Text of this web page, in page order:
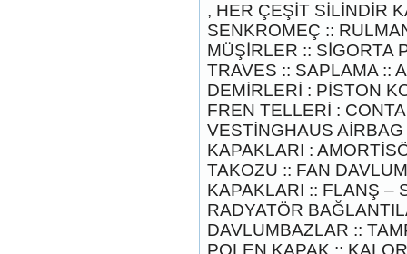
, HER ÇEŞİT SİLİNDİR
SENKROMEÇ ::
MÜŞİRLER :: SİGORTA
TRAVES :: SAPLAMA ::
DEMİRLERİ : PİSTON
FREN TELLERİ :
VESTİNGHAUS
KAPAKLARI :
TAKOZU :: FAN
KAPAKLARI :: FLANŞ –
RADYATÖR
DAVLUMBAZLAR ::
POLEN KAPAK ::